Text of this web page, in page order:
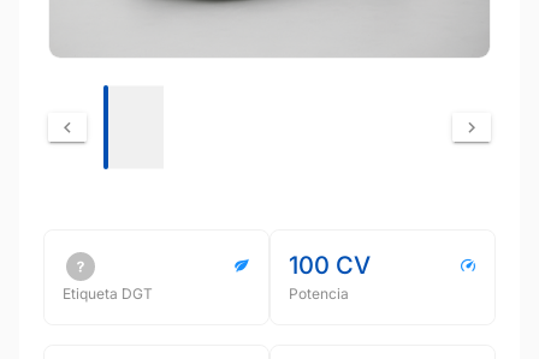
Etiqueta DGT
100 CV
Potencia